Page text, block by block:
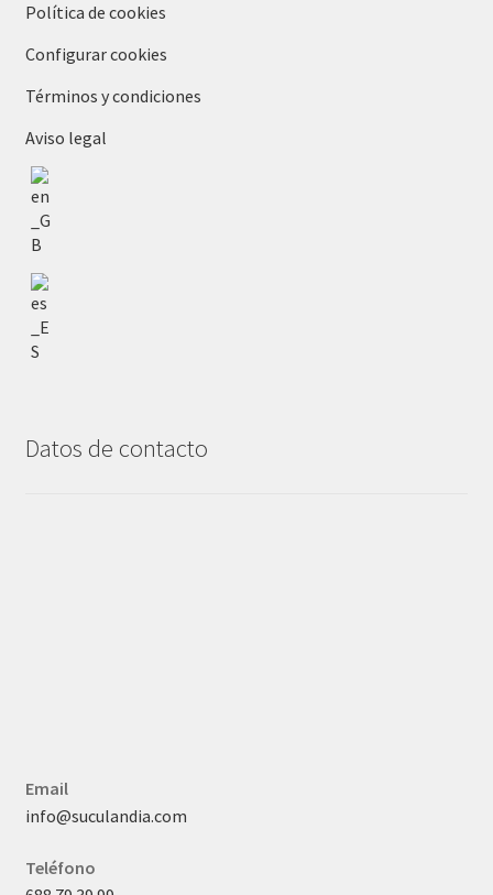
Política de cookies
Configurar cookies
Términos y condiciones
Aviso legal
Datos de contacto
Email
info@suculandia.com
Teléfono